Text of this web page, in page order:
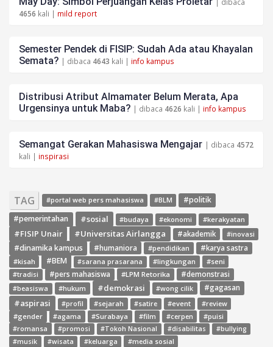
4656 kali | mild report
Semester Pendek di FISIP: Sudah Ada atau Khayalan
Semata? | dibaca 4643 kali | info kampus
Distribusi Atribut Almamater Belum Merata, Apa
Urgensinya untuk Maba? | dibaca 4626 kali | info kampus
Semangat Gerakan Mahasiswa Mengajar | dibaca 4572
kali | inspirasi
TAG #portal web pers mahasiswa #BLM
#politik
#pemerintahan
#sosial #budaya #ekonomi #kerakyatan
#FISIP Unair #Universitas Airlangga #akademik #inovasi
#dinamika kampus #humaniora #pendidikan
#karya sastra
#kisah
#BEM #sarana prasarana #lingkungan #seni
#tradisi #pers mahasiswa #LPM Retorika #demonstrasi
#beasiswa #hukum #demokrasi #wong cilik #gagasan
#aspirasi #profil #sejarah #satire #event
#review
#gender
#agama #Surabaya #film #cerpen
#puisi
#romansa
#promosi #Tokoh Nasional #disabilitas
#bullying
#musik
#wisata #keluarga #media sosial